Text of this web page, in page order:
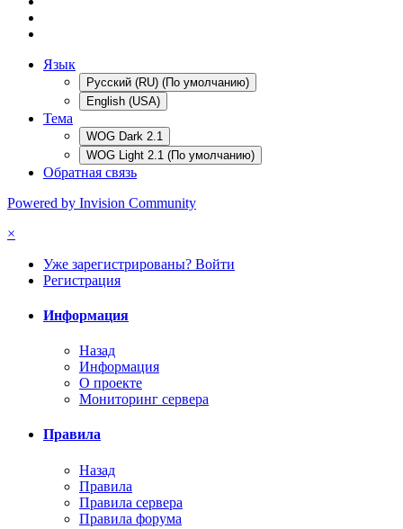
Язык
Русский (RU) (По умолчанию)
English (USA)
Тема
WOG Dark 2.1
WOG Light 2.1 (По умолчанию)
Обратная связь
Powered by Invision Community
×
Уже зарегистрированы? Войти
Регистрация
Информация
Назад
Информация
О проекте
Мониторинг сервера
Правила
Назад
Правила
Правила сервера
Правила форума